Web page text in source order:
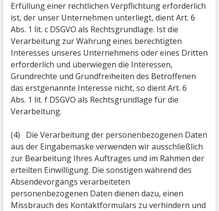
Erfüllung einer rechtlichen Verpflichtung erforderlich
ist, der unser Unternehmen unterliegt, dient Art. 6
Abs. 1 lit. c DSGVO als Rechtsgrundlage. Ist die
Verarbeitung zur Wahrung eines berechtigten
Interesses unseres Unternehmens oder eines Dritten
erforderlich und überwiegen die Interessen,
Grundrechte und Grundfreiheiten des Betroffenen
das erstgenannte Interesse nicht, so dient Art. 6
Abs. 1 lit. f DSGVO als Rechtsgrundlage für die
Verarbeitung.
(4) Die Verarbeitung der personenbezogenen Daten
aus der Eingabemaske verwenden wir ausschließlich
zur Bearbeitung Ihres Auftrages und im Rahmen der
erteilten Einwilligung. Die sonstigen während des
Absendevorgangs verarbeiteten
personenbezogenen Daten dienen dazu, einen
Missbrauch des Kontaktformulars zu verhindern und